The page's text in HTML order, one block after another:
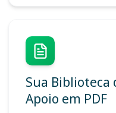
Sua Biblioteca
Apoio em PDF